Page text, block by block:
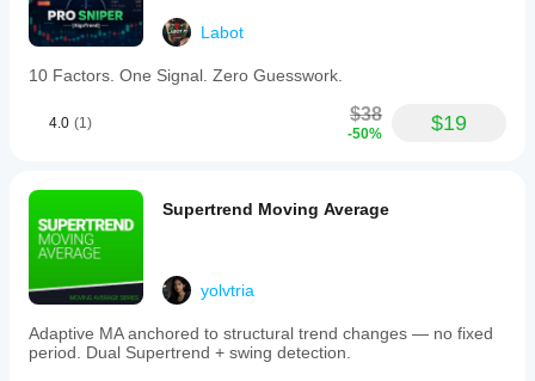
Labot
10 Factors. One Signal. Zero Guesswork.
4.0 (1) $38
-50% $19
Supertrend Moving Average
yolvtria
Adaptive MA anchored to structural trend changes — no fixed
period. Dual Supertrend + swing detection.